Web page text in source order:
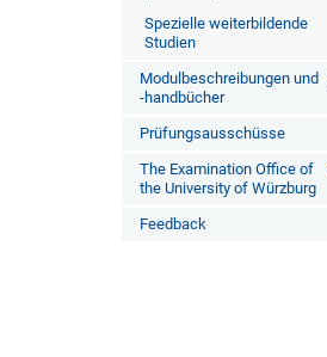
Spezielle weiterbildende
Studien
Modulbeschreibungen und
-handbücher
Prüfungsausschüsse
The Examination Office of
the University of Würzburg
Feedback